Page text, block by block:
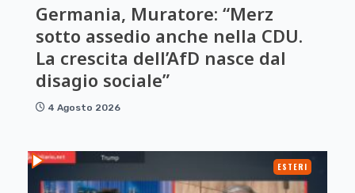
Germania, Muratore: “Merz
sotto assedio anche nella CDU.
La crescita dell’AfD nasce dal
disagio sociale”
4 Agosto 2026
ESTERI